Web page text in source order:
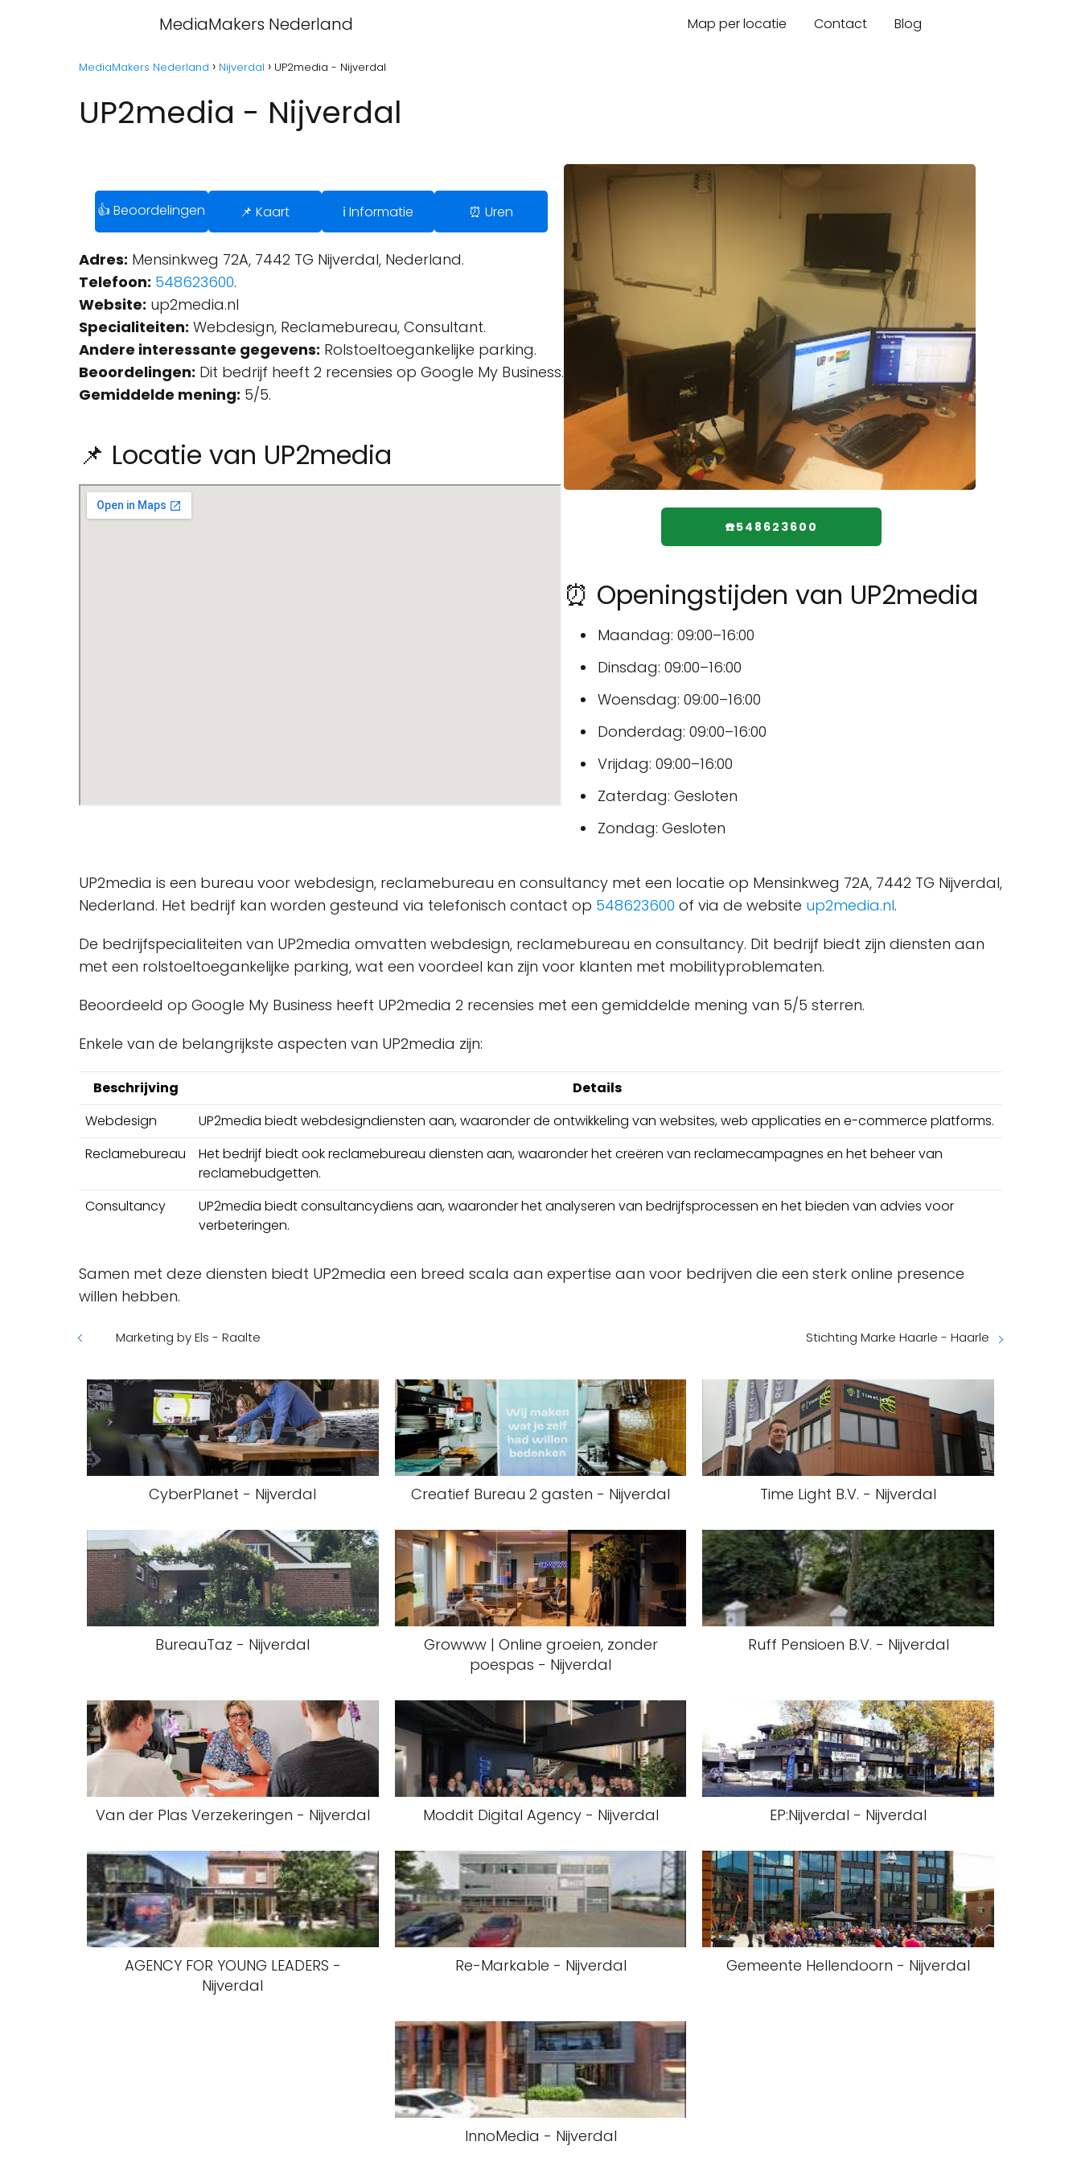
MediaMakers Nederland Map per locatie Contact Blog
MediaMakers Nederland Nijverdal UP2media - Nijverdal
UP2media - Nijverdal
👍 Beoordelingen 📌 Kaart ℹ️ Informatie ⏰ Uren
Adres: Mensinkweg 72A, 7442 TG Nijverdal, Nederland.
Telefoon: 548623600.
Website: up2media.nl
Specialiteiten: Webdesign, Reclamebureau, Consultant.
Andere interessante gegevens: Rolstoeltoegankelijke parking.
Beoordelingen: Dit bedrijf heeft 2 recensies op Google My Business.
Gemiddelde mening: 5/5.
📌 Locatie van UP2media
☎️548623600
⏰ Openingstijden van UP2media
Maandag: 09:00–16:00
Dinsdag: 09:00–16:00
Woensdag: 09:00–16:00
Donderdag: 09:00–16:00
Vrijdag: 09:00–16:00
Zaterdag: Gesloten
Zondag: Gesloten
UP2media is een bureau voor webdesign, reclamebureau en consultancy met een locatie op Mensinkweg 72A, 7442 TG Nijverdal,
Nederland. Het bedrijf kan worden gesteund via telefonisch contact op 548623600 of via de website up2media.nl.
De bedrijfspecialiteiten van UP2media omvatten webdesign, reclamebureau en consultancy. Dit bedrijf biedt zijn diensten aan
met een rolstoeltoegankelijke parking, wat een voordeel kan zijn voor klanten met mobilityproblematen.
Beoordeeld op Google My Business heeft UP2media 2 recensies met een gemiddelde mening van 5/5 sterren.
Enkele van de belangrijkste aspecten van UP2media zijn:
Beschrijving
Details
Webdesign
UP2media biedt webdesigndiensten aan, waaronder de ontwikkeling van websites, web applicaties en e-commerce platforms.
Reclamebureau
Het bedrijf biedt ook reclamebureau diensten aan, waaronder het creëren van reclamecampagnes en het beheer van
reclamebudgetten.
Consultancy
UP2media biedt consultancydiens aan, waaronder het analyseren van bedrijfsprocessen en het bieden van advies voor
verbeteringen.
Samen met deze diensten biedt UP2media een breed scala aan expertise aan voor bedrijven die een sterk online presence
willen hebben.
Marketing by Els - Raalte Stichting Marke Haarle - Haarle
CyberPlanet - Nijverdal Creatief Bureau 2 gasten - Nijverdal Time Light B.V. - Nijverdal
BureauTaz - Nijverdal
Growww | Online groeien, zonder
poespas - Nijverdal
Ruff Pensioen B.V. - Nijverdal
Van der Plas Verzekeringen - Nijverdal Moddit Digital Agency - Nijverdal EP:Nijverdal - Nijverdal
AGENCY FOR YOUNG LEADERS -
Nijverdal
Re-Markable - Nijverdal Gemeente Hellendoorn - Nijverdal
InnoMedia - Nijverdal